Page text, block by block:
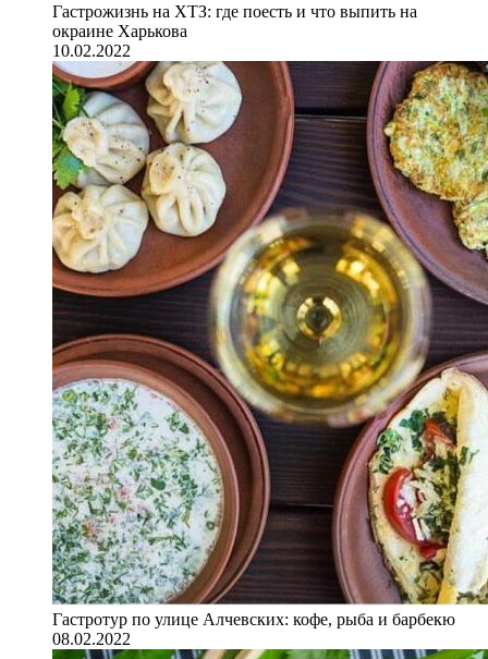
Гастрожизнь на ХТЗ: где поесть и что выпить на
окраине Харькова
10.02.2022
Гастротур по улице Алчевских: кофе, рыба и барбекю
08.02.2022